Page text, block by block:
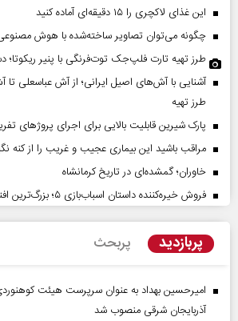
این غذای لاکچری را ۱۵ دقیقه‌ای آماده کنید
چگونه می‌توان تصاویر ساخته‌شده با هوش
طرز تهیه تارت فلپ‌جک توت‌فرنگی با پنیر
آشنایی با آش‌های اصیل ایرانی؛ از آش عباسعلی
طرز تهیه
پارک شیرین قابلیت‌ بالایی برای اجرای پروژهای
مراقب باشید این بیماری عجیب و غریب را از کنه
خاوران؛ گمشده‌ای در تاریخ کرمانشاه
فروش خیره‌کننده داستان اسباب‌بازی ۵؛ بزرگ‌ترین افتتاحیه سال برای پیکسار
پربازدید پربحث
امیرحسین بهداد به عنوان سرپرست هیئت
آذربایجان شرقی منصوب شد